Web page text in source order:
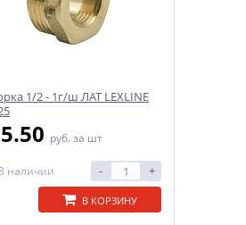
1/2 - 1г/ш ЛАТ LEXLINE
руб. за шт
наличии - +
В КОРЗИНУ